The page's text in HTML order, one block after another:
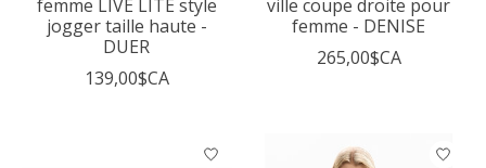
femme LIVE LITE style
jogger taille haute -
DUER
139,00$CA
ville coupe droite pour
femme - DENISE
265,00$CA